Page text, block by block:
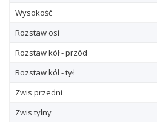
Wysokość
Rozstaw osi
Rozstaw kół - przód
Rozstaw kół - tył
Zwis przedni
Zwis tylny